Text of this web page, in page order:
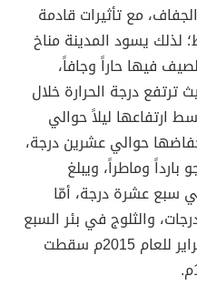
مع تأثيرات قادمة
لذلك يسود المدينة مناخ
فيها حاراً وجافاً،
ترتفع درجة الحرارة خلال
ارتفاعها ليلاً حوالي
حوالي عشرين درجة،
وماطراً، ويبلغ
سبع عشرة درجة، أمّا
والثلوج في بئر السبع
نادرة جداً، وفي العشرين من فبراير للعام 2015م سقطت